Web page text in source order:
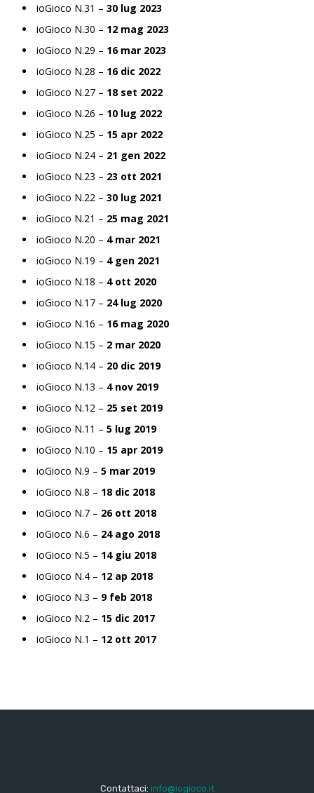
ioGioco N.31 – 30 lug 2023
ioGioco N.30 – 12 mag 2023
ioGioco N.29 – 16 mar 2023
ioGioco N.28 – 16 dic 2022
ioGioco N.27 – 18 set 2022
ioGioco N.26 – 10 lug 2022
ioGioco N.25 – 15 apr 2022
ioGioco N.24 – 21 gen 2022
ioGioco N.23 – 23 ott 2021
ioGioco N.22 – 30 lug 2021
ioGioco N.21 – 25 mag 2021
ioGioco N.20 – 4 mar 2021
ioGioco N.19 – 4 gen 2021
ioGioco N.18 – 4 ott 2020
ioGioco N.17 – 24 lug 2020
ioGioco N.16 – 16 mag 2020
ioGioco N.15 – 2 mar 2020
ioGioco N.14 – 20 dic 2019
ioGioco N.13 – 4 nov 2019
ioGioco N.12 – 25 set 2019
ioGioco N.11 – 5 lug 2019
ioGioco N.10 – 15 apr 2019
ioGioco N.9 – 5 mar 2019
ioGioco N.8 – 18 dic 2018
ioGioco N.7 – 26 ott 2018
ioGioco N.6 – 24 ago 2018
ioGioco N.5 – 14 giu 2018
ioGioco N.4 – 12 ap 2018
ioGioco N.3 – 9 feb 2018
ioGioco N.2 – 15 dic 2017
ioGioco N.1 – 12 ott 2017
Contattaci: info@iogioco.it